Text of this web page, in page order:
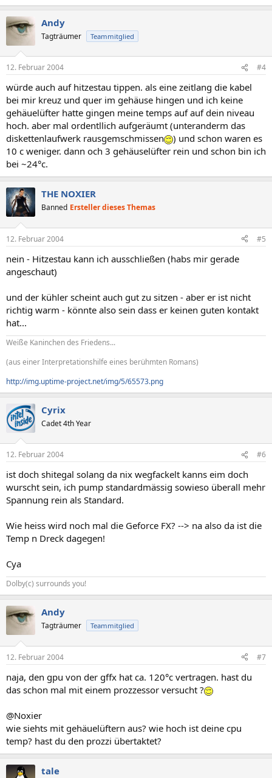
Andy
Tagträumer Teammitglied
12. Februar 2004 #4
würde auch auf hitzestau tippen. als eine zeitlang die kabel
bei mir kreuz und quer im gehäuse hingen und ich keine
gehäuelüfter hatte gingen meine temps auf auf dein niveau
hoch. aber mal ordentllich aufgeräumt (unteranderm das
diskettenlaufwerk rausgemschmissen
) und schon waren es
10 c weniger. dann och 3 gehäuselüfter rein und schon bin ich
bei ~24°c.
THE NOXIER
Banned Ersteller dieses Themas
12. Februar 2004 #5
nein - Hitzestau kann ich ausschließen (habs mir gerade
angeschaut)
und der kühler scheint auch gut zu sitzen - aber er ist nicht
richtig warm - könnte also sein dass er keinen guten kontakt
hat...
Weiße Kaninchen des Friedens...
(aus einer Interpretationshilfe eines berühmten Romans)
http://img.uptime-project.net/img/5/65573.png
Cyrix
Cadet 4th Year
12. Februar 2004 #6
ist doch shitegal solang da nix wegfackelt kanns eim doch
wurscht sein, ich pump standardmässig sowieso überall mehr
Spannung rein als Standard.
Wie heiss wird noch mal die Geforce FX? --> na also da ist die
Temp n Dreck dagegen!
Cya
Dolby(c) surrounds you!
Andy
Tagträumer Teammitglied
12. Februar 2004 #7
naja, den gpu von der gffx hat ca. 120°c vertragen. hast du
das schon mal mit einem prozzessor versucht ?
@Noxier
wie siehts mit gehäuelüftern aus? wie hoch ist deine cpu
temp? hast du den prozzi übertaktet?
tale